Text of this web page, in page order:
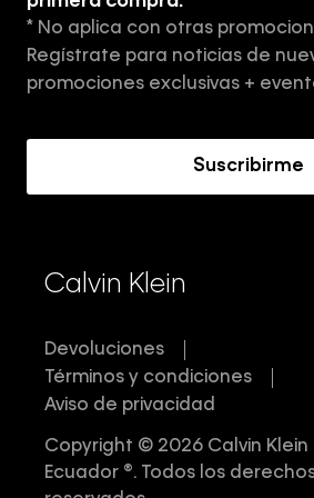
Aviso de privacidad
Términos y Condiciones
* No aplica con otras
Regístrate para noticias de
promociones exclusivas +
Suscribirme
Calvin Klein
Devoluciones
Términos y condiciones
Aviso de privacidad
Copyright © 2026 Calvin Klein
Ecuador ®. Todos los